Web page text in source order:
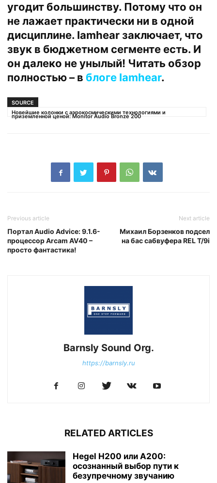
угодит большинству. Потому что он
не лажает практически ни в одной
дисциплине. Iamhear заключает, что
звук в бюджетном сегменте есть. И
он далеко не унылый! Читать обзор
полностью – в блоге Iamhear.
SOURCE
Новейшие колонки с аэрокосмическими технологиями и
приземленной ценой: Monitor Audio Bronze 200
Previous article
Портал Audio Advice: 9.1.6-
процессор Arcam AV40 –
просто фантастика!
Next article
Михаил Борзенков подсел
на бас сабвуфера REL T/9i
Barnsly Sound Org.
https://barnsly.ru
RELATED ARTICLES
Hegel H200 или A200:
осознанный выбор пути к
безупречному звучанию